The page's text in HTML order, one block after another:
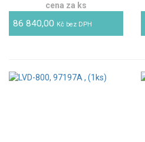
cena za ks
86 840,00 Kč bez DPH